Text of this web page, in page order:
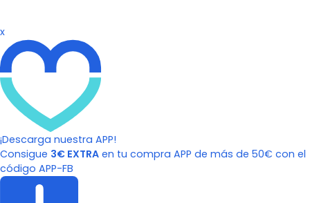
x
¡Descarga nuestra APP!
Consigue 3€ EXTRA en tu compra APP de más de 50€ con el
código APP-FB